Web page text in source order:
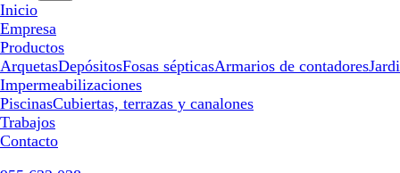
Inicio
Empresa
Productos
ArquetasDepósitosFosas sépticasArmarios de contadores
Impermeabilizaciones
PiscinasCubiertas, terrazas y canalones
Trabajos
Contacto